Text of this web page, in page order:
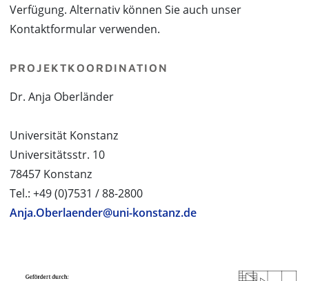
Verfügung. Alternativ können Sie auch unser
Kontaktformular verwenden.
PROJEKTKOORDINATION
Dr. Anja Oberländer
Universität Konstanz
Universitätsstr. 10
78457 Konstanz
Tel.: +49 (0)7531 / 88-2800
Anja.Oberlaender@uni-konstanz.de